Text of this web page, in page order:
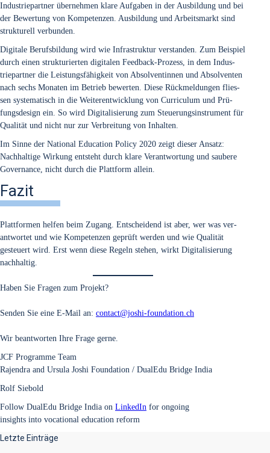
Indus­trie­part­ner über­neh­men kla­re Auf­ga­ben in der Aus­bil­dung und bei
der Bewer­tung von Kom­pe­ten­zen. Aus­bil­dung und Arbeits­markt sind
struk­tu­rell ver­bun­den.
Digi­ta­le Berufs­bil­dung wird wie Infra­struk­tur ver­stan­den. Zum Bei­spiel
durch einen struk­tu­rier­ten digi­ta­len Feed­back-Pro­zess, in dem Indus­
trie­part­ner die Leis­tungs­fä­hig­keit von Absol­ven­tin­nen und Absol­ven­ten
nach sechs Mona­ten im Betrieb bewer­ten. Die­se Rück­mel­dun­gen flies­
sen sys­te­ma­tisch in die Wei­ter­ent­wick­lung von Cur­ri­cu­lum und Prü­
fungs­de­sign ein. So wird Digi­ta­li­sie­rung zum Steue­rungs­in­stru­ment für
Qua­li­tät und nicht nur zur Ver­brei­tung von Inhal­ten.
Im Sin­ne der Natio­nal Edu­ca­ti­on Poli­cy 2020 zeigt die­ser Ansatz:
Nach­hal­ti­ge Wir­kung ent­steht durch kla­re Ver­ant­wor­tung und sau­be­re
Gover­nan­ce, nicht durch die Platt­form allein.
Fazit
Platt­for­men hel­fen beim Zugang. Ent­schei­dend ist aber, wer was ver­
ant­wor­tet und wie Kom­pe­ten­zen geprüft wer­den und wie Qua­li­tät
gesteu­ert wird. Erst wenn die­se Regeln ste­hen, wirkt Digi­ta­li­sie­rung
nach­hal­tig.
Haben Sie Fra­gen zum Pro­jekt?
Sen­den Sie eine E‑Mail an: contact@joshi-foundation.ch
Wir beant­wor­ten Ihre Fra­ge ger­ne.
JCF Pro­gram­me Team
Rajen­dra and Ursu­la Joshi Foun­da­ti­on / Dua­lEdu Bridge India
Rolf Sie­bold
Fol­low Dua­lEdu Bridge India on Lin­ke­dIn for ongo­ing
insights into voca­tio­nal edu­ca­ti­on reform
Letzte Einträge